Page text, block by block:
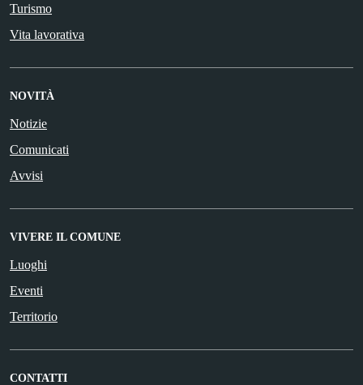
Turismo
Vita lavorativa
NOVITÀ
Notizie
Comunicati
Avvisi
VIVERE IL COMUNE
Luoghi
Eventi
Territorio
CONTATTI